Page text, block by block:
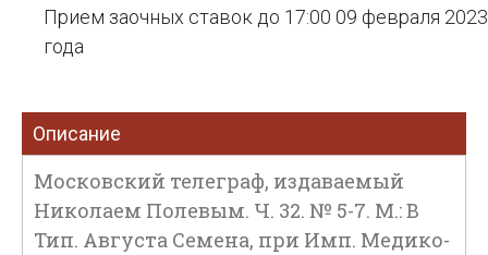
Прием заочных ставок до 17:00 09 февраля 2023
года
Описание
Московский телеграф, издаваемый
Николаем Полевым. Ч. 32. № 5-7. М.: В
Тип. Августа Семена, при Имп. Медико-